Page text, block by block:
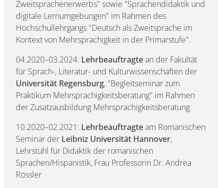
Zweitsprachenerwerbs" sowie "Sprachendidaktik und
digitale Lernumgebungen" im Rahmen des
Hochschullehrgangs "Deutsch als Zweitsprache im
Kontext von Mehrsprachigkeit in der Primarstufe".
04.2020–03.2024: Lehrbeauftragtean der Fakultät
für Sprach-, Literatur- und Kulturwissenschaften der
Universität Regensburg, "Begleitseminar zum
Praktikum Mehrsprachigkeitsberatung" im Rahmen
der Zusatzausbildung Mehrsprachigkeitsberatung
10.2020–02.2021: Lehrbeauftragteam Romanischen
Seminar der Leibniz Universität Hannover,
Lehrstuhl für Didaktik der romanischen
Sprachen/Hispanistik, Frau Professorin Dr. Andrea
Rössler